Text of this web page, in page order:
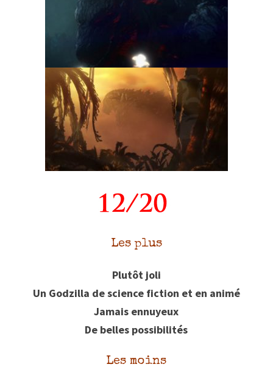
Les plus
Plutôt joli
Un Godzilla de science fiction et en animé
Jamais ennuyeux
De belles possibilités
Les moins